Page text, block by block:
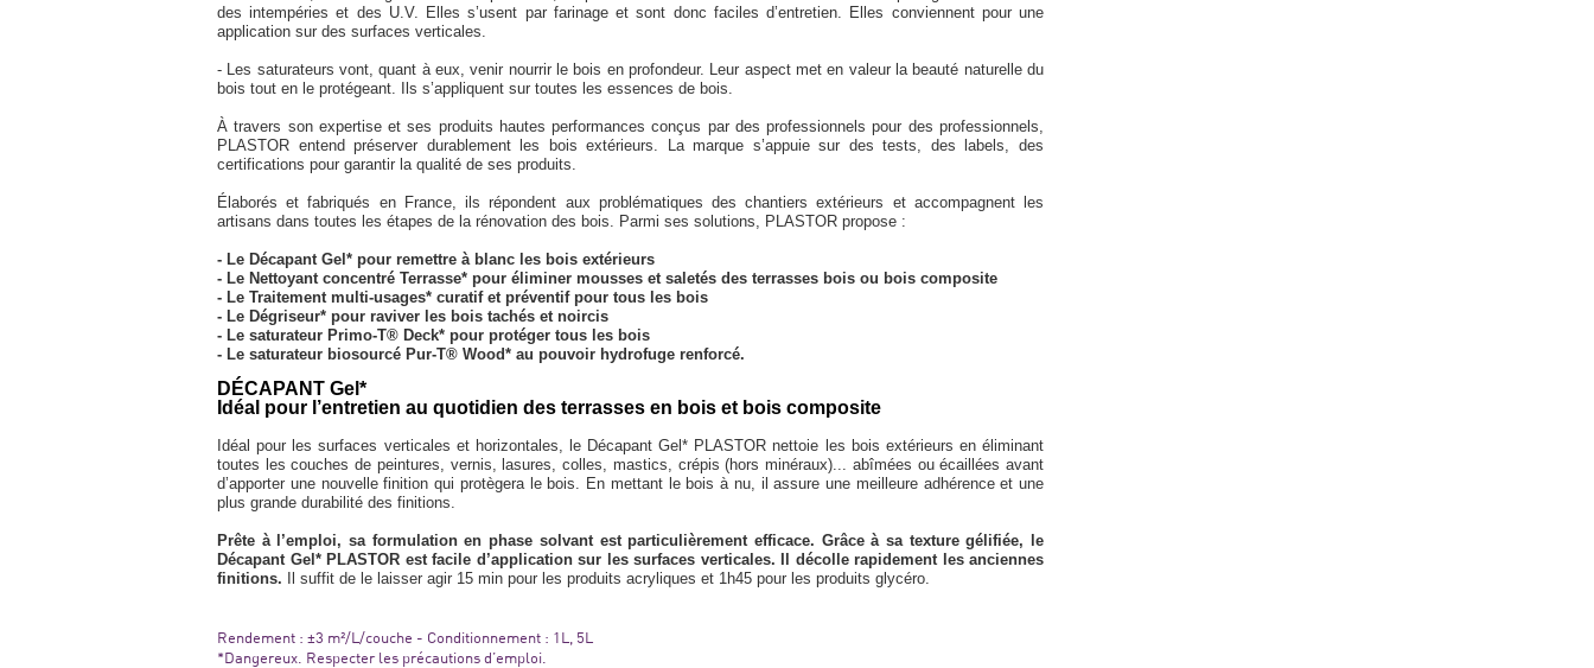
des intempéries et des U.V. Elles s’usent par farinage et sont donc faciles d’entretien. Elles conviennent pour une
application sur des surfaces verticales.
- Les saturateurs vont, quant à eux, venir nourrir le bois en profondeur. Leur aspect met en valeur la beauté naturelle du
bois tout en le protégeant. Ils s’appliquent sur toutes les essences de bois.
À travers son expertise et ses produits hautes performances conçus par des professionnels pour des professionnels,
PLASTOR entend préserver durablement les bois extérieurs. La marque s’appuie sur des tests, des labels, des
certifications pour garantir la qualité de ses produits.
Élaborés et fabriqués en France, ils répondent aux problématiques des chantiers extérieurs et accompagnent les
artisans dans toutes les étapes de la rénovation des bois. Parmi ses solutions, PLASTOR propose :
- Le Décapant Gel* pour remettre à blanc les bois extérieurs
- Le Nettoyant concentré Terrasse* pour éliminer mousses et saletés des terrasses bois ou bois composite
- Le Traitement multi-usages* curatif et préventif pour tous les bois
- Le Dégriseur* pour raviver les bois tachés et noircis
- Le saturateur Primo-T® Deck* pour protéger tous les bois
- Le saturateur biosourcé Pur-T® Wood* au pouvoir hydrofuge renforcé.
DÉCAPANT Gel*
Idéal pour l’entretien au quotidien des terrasses en bois et bois composite
Idéal pour les surfaces verticales et horizontales, le Décapant Gel* PLASTOR nettoie les bois extérieurs en éliminant
toutes les couches de peintures, vernis, lasures, colles, mastics, crépis (hors minéraux)... abîmées ou écaillées avant
d’apporter une nouvelle finition qui protègera le bois. En mettant le bois à nu, il assure une meilleure adhérence et une
plus grande durabilité des finitions.
Prête à l’emploi, sa formulation en phase solvant est particulièrement efficace. Grâce à sa texture gélifiée, le
Décapant Gel* PLASTOR est facile d’application sur les surfaces verticales. Il décolle rapidement les anciennes
finitions.
Il suffit de le laisser agir 15 min pour les produits acryliques et 1h45 pour les produits glycéro.
Rendement : ±3 m²/L/couche - Conditionnement : 1L, 5L
*Dangereux. Respecter les précautions d’emploi.